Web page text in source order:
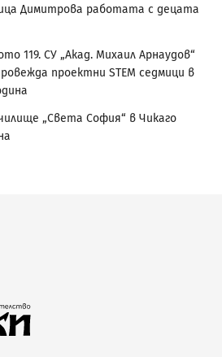
Димитрова работата с децата
119. СУ „Акад. Михаил Арнаудов“
проектни STEM седмици в
„Света София“ в Чикаго